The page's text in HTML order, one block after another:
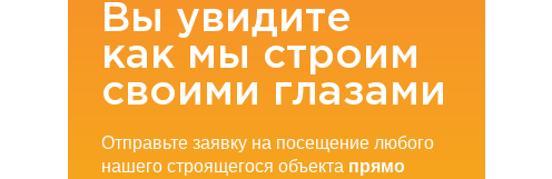
Вы увидите
как мы строим
своими глазами
Отправьте заявку на посещение любого
нашего строящегося объекта прямо